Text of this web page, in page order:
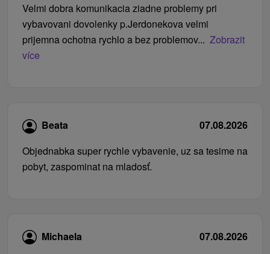
Velmi dobra komunikacia ziadne problemy pri
vybavovani dovolenky p.Jerdonekova velmi
prijemna ochotna rychlo a bez problemov... Zobrazit
více
Beata
07.08.2026
Objednabka super rychle vybavenie, uz sa tesime na
pobyt, zaspominat na mladosť.
Michaela
07.08.2026